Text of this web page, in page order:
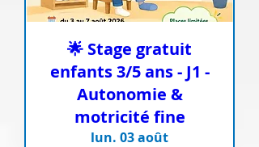
🌟 Stage gratuit
enfants 3/5 ans - J1 -
Autonomie &
motricité fine
lun. 03 août